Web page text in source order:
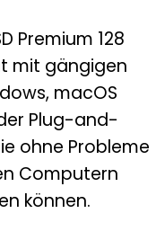
Premium 128
mit gängigen
macOS
Plug-and-
ohne Probleme
Computern
können.